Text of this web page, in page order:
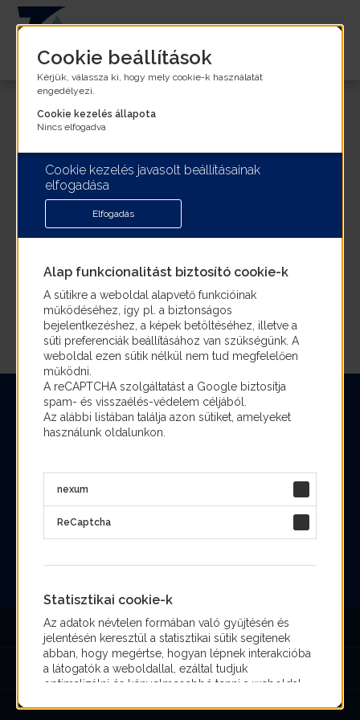
Ugrás
tartalomraCookie beállítások
Kérjük, válassza ki, hogy mely cookie-k használatát
engedélyezi.
Cookie kezelés állapota
Nincs elfogadva
Cookie kezelés javasolt beállításainak
elfogadása
Elfogadás
Alap funkcionalitást biztosító cookie-k
A sütikre a weboldal alapvető funkcióinak
működéséhez, így pl. a biztonságos
bejelentkezéshez, a képek betöltéséhez, illetve a
süti preferenciák beállításához van szükségünk. A
weboldal ezen sütik nélkül nem tud megfelelően
működni.
A reCAPTCHA szolgáltatást a Google biztosítja
spam- és visszaélés-védelem céljából.
Az alábbi listában találja azon sütiket, amelyeket
használunk oldalunkon.
nexum
ReCaptcha
Statisztikai cookie-k
Az adatok névtelen formában való gyűjtésén és
jelentésén keresztül a statisztikai sütik segítenek
abban, hogy megértse, hogyan lépnek interakcióba
a látogatók a weboldallal, ezáltal tudjuk
optimalizálni és kényelmesebbé tenni a weboldal
Lejárt álláshirdetés
lejárt! Kérjük,kattintson ideaz aktuális
álláslehetőségeink megtekintéséhez!
Cookie kezelés
Belépés intranetre
TRV ZRT. Karrier Portál